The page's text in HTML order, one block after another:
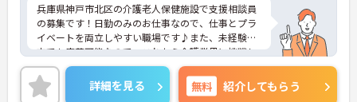
兵庫県神戸市北区の介護老人保健施設で支援相談員
の募集です！日勤のみのお仕事なので、仕事とプラ
イベートを両立しやすい職場です♪また、未経験の
方でも応募可能なので、これから介護業界に挑戦し
たいという方にピッタリの職場です◎ご興味のある
方は面接ポイントをお伝えしますので、お気軽にご
連絡ください。
詳細を見る 無料 紹介してもらう